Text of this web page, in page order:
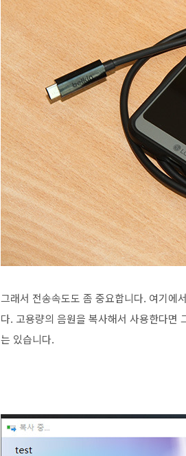
그래서 전송속도도 좀 중요합니다. 여기에
다. 고용량의 음원을 복사해서 사용한다면
는 있습니다.